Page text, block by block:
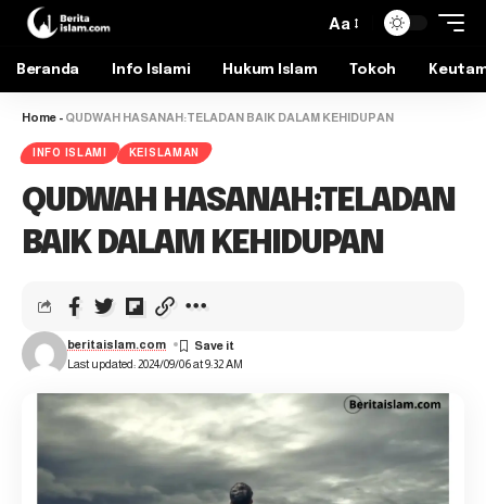
Aa
Beranda Info Islami Hukum Islam Tokoh
Home - QUDWAH HASANAH:TELADAN BAIK DALAM KEHIDUPAN
INFO ISLAMI KEISLAMAN
QUDWAH HASANAH:TELADAN
BAIK DALAM KEHIDUPAN
Last updated: 2024/09/06 at 9:32 AM
beritaislam.com